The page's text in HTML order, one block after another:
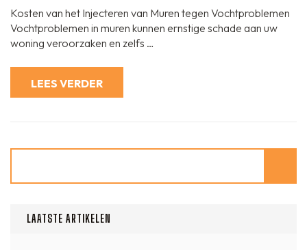
Kosten
van
het
Injecteren
Kosten van het Injecteren van Muren tegen Vochtproblemen
Vochtproblemen in muren kunnen ernstige schade aan uw
woning veroorzaken en zelfs …
LEES VERDER
LAATSTE ARTIKELEN